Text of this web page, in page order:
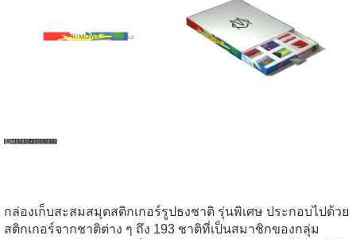
กล่องเก็บสะสมสมุดสติกเกอร์รูปธงชาติ รุ่นพิเศษ ประกอบไปด้วย
สติกเกอร์จากชาติต่าง ๆ ถึง 193 ชาติที่เป็นสมาชิกของกลุ่ม